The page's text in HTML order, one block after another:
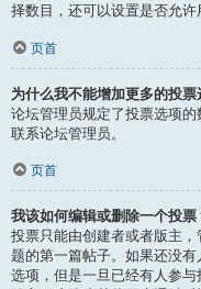
择数目，还可以设置是否允许
页首
为什么我不能增加更多的投票
论坛管理员规定了投票选项
联系论坛管理员。
页首
我该如何编辑或删除一个投票
投票只能由创建者或者版主
题的第一篇帖子。如果还没
选项，但是一旦已经有人参